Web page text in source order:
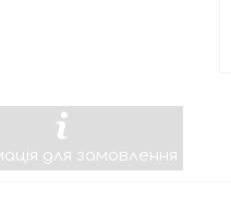
для замовлення